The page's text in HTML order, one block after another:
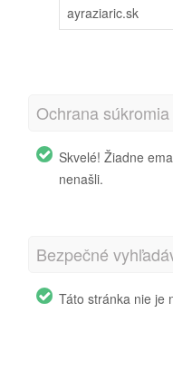
ayraziaric.sk
Ochrana súkromia
Skvelé! Žiadne
nenašli.
Bezpečné
Táto stránka nie je